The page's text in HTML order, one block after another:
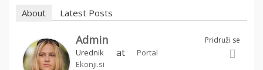
About Latest Posts
Pridruži se
Admin
Urednik at
Portal
Ekonji.si